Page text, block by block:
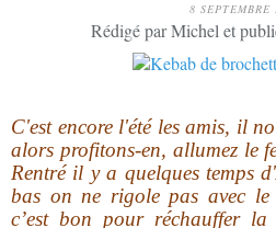
8 SEPTEMBRE
Rédigé par Michel et
C'est encore l'été les amis, il
alors profitons-en, allumez le
Rentré il y a quelques temps
bas on ne rigole pas avec
c’est bon pour réchauffer